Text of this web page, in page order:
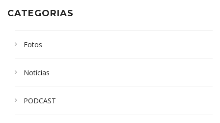
CATEGORIAS
Fotos
Notícias
PODCAST